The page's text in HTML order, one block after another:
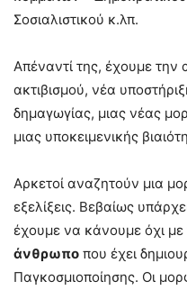
Σοσιαλιστικού κ.λπ.
Απέναντί της, έχουμε
ακτιβισμού, νέα
δημαγωγίας, μιας νέας
μιας υποκειμενικής
Αρκετοί αναζητούν μια
εξελίξεις. Βεβαίως
έχουμε να κάνουμε όχι με
άνθρωπο που έχει
Παγκοσμιοποίησης. Οι